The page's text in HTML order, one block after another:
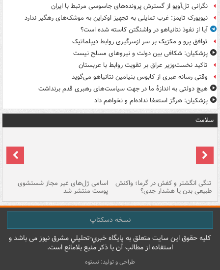
نگرانی تل‌آویو از گسترش پرونده‌های جاسوسی مرتبط با ایران
نیویورک تایمز: غرب تمایلی به تجهیز اوکراین به موشک‌های رهگیر ندارد
آیا از نفوذ نتانیاهو در واشنگتن کاسته شده است؟
توافق پرو و مکزیک بر سر ازسرگیری روابط دیپلماتیک
پزشکیان: شکافی بین دولت و نیروهای مسلح نیست
تاکید نخست‌وزیر عراق بر تقویت روابط با عربستان
وقتی رسانه عبری از کابوس بنیامین نتانیاهو می‌گوید
هیچ دولتی به اندازۀ ما در جهت سیاست‌های رهبری قدم برنداشت
پزشکیان: هرگز استعفا نداده‌ام و نخواهم داد
سلامت
تنگی انگشتر و کفش در گرما؛ واکنش
طبیعی بدن یا هشدار جدی؟
اسامی ژل‌های غیر مجاز شستشوی
پوست منتشر شد
نسخه دسکتاپ
کليه حقوق اين سايت متعلق به پایگاه خبري-تحليلي مشرق نيوز می باشد و
استفاده از مطالب آن با ذکر منبع بلامانع است.
طراحی و تولید: نستوه